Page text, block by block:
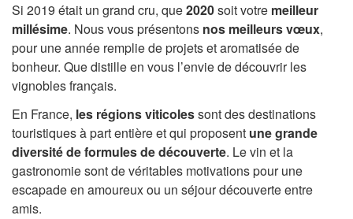
Si 2019 était un grand cru, que2020soit votre meilleur
millésime. Nous vous présentons nos meilleurs vœux,
pour une année remplie de projets et aromatisée de
bonheur. Que distille en vous l’envie de découvrir les
vignobles français.
En France, les régions viticolessont des destinations
touristiques à part entière et qui proposent une grande
diversité de formules de découverte. Le vin et la
gastronomie sont de véritables motivations pour une
escapade en amoureux ou un séjour découverte entre
amis.